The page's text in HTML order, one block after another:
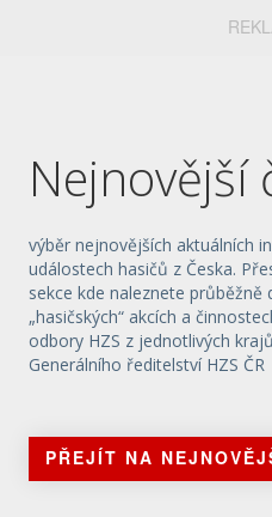
Nejnovější
výběr nejnovějších aktuálních
událostech hasičů z Česka.
sekce kde naleznete
„hasičských“ akcích a
odbory HZS z jednotlivých
Generálního ředitelství HZS ČR
PŘEJÍT NA